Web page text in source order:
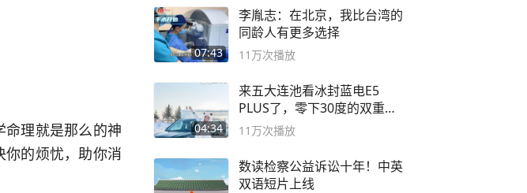
理就是那么的神
的烦忧，助你消
07:43
李胤志：在北京，我比台湾的
同龄人有更多选择
11万次播放
04:34
来五大连池看冰封蓝电E5
PLUS了，零下30度的双重冰
封40小时全录
11万次播放
数读检察公益诉讼十年！中英
双语短片上线